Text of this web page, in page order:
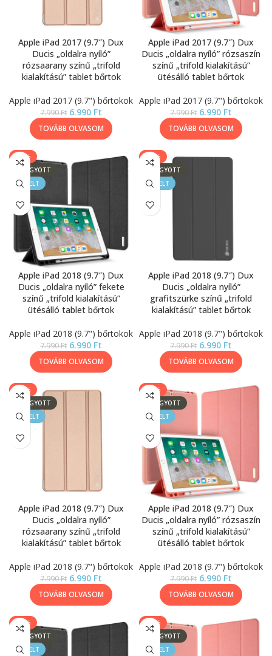
Apple iPad 2017 (9.7″) Dux
Ducis „oldalra nyíló”
rózsaarany színű „trifold
kialakítású” tablet bőrtok
Apple iPad 2017 (9.7") bőrtokok
7.990Ft 6.990 Ft
TOVÁBB OLVASOM
Apple iPad 2017 (9.7″) Dux
Ducis „oldalra nyíló” rózsaszín
színű „trifold kialakítású”
ütésálló tablet bőrtok
Apple iPad 2017 (9.7") bőrtokok
7.990Ft 6.990 Ft
TOVÁBB OLVASOM
-13%
ELFOGYOTT
KIEMELT
Apple iPad 2018 (9.7″) Dux
Ducis „oldalra nyíló” fekete
színű „trifold kialakítású”
ütésálló tablet bőrtok
Apple iPad 2018 (9.7") bőrtokok
7.990Ft 6.990 Ft
TOVÁBB OLVASOM
-13%
ELFOGYOTT
KIEMELT
Apple iPad 2018 (9.7″) Dux
Ducis „oldalra nyíló”
grafitszürke színű „trifold
kialakítású” tablet bőrtok
Apple iPad 2018 (9.7") bőrtokok
7.990Ft 6.990 Ft
TOVÁBB OLVASOM
-13%
ELFOGYOTT
KIEMELT
Apple iPad 2018 (9.7″) Dux
Ducis „oldalra nyíló”
rózsaarany színű „trifold
kialakítású” tablet bőrtok
Apple iPad 2018 (9.7") bőrtokok
7.990Ft 6.990 Ft
TOVÁBB OLVASOM
-13%
ELFOGYOTT
KIEMELT
Apple iPad 2018 (9.7″) Dux
Ducis „oldalra nyíló” rózsaszín
színű „trifold kialakítású”
ütésálló tablet bőrtok
Apple iPad 2018 (9.7") bőrtokok
7.990Ft 6.990 Ft
TOVÁBB OLVASOM
-13%
ELFOGYOTT
KIEMELT
-13%
ELFOGYOTT
KIEMELT